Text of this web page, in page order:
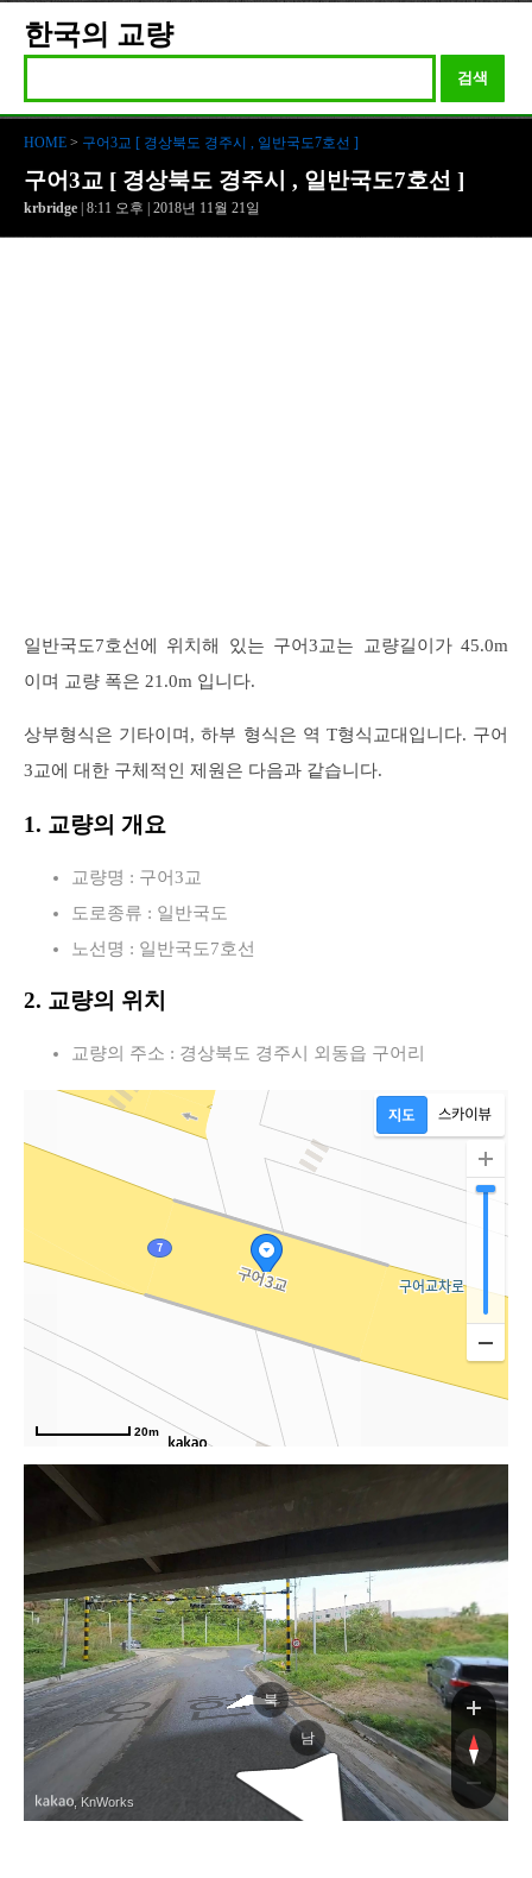
한국의 교량
검색
HOME > 구어3교 [ 경상북도 경주시 , 일반국도7호선 ]
구어3교 [ 경상북도 경주시 , 일반국도7호선 ]
krbridge | 8:11 오후 | 2018년 11월 21일
일반국도7호선에 위치해 있는 구어3교는 교량길이가 45.0m
이며 교량 폭은 21.0m 입니다.
상부형식은 기타이며, 하부 형식은 역 T형식교대입니다. 구어
3교에 대한 구체적인 제원은 다음과 같습니다.
1. 교량의 개요
교량명 : 구어3교
도로종류 : 일반국도
노선명 : 일반국도7호선
2. 교량의 위치
교량의 주소 : 경상북도 경주시 외동읍 구어리
20m
외현로
외현로
북
남
, KnWorks